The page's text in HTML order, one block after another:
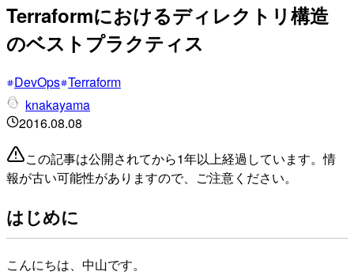
Terraformにおけるディレクトリ構造
のベストプラクティス
DevOps Terraform
knakayama
2016.08.08
この記事は公開されてから1年以上経過しています。情
報が古い可能性がありますので、ご注意ください。
はじめに
こんにちは、中山です。